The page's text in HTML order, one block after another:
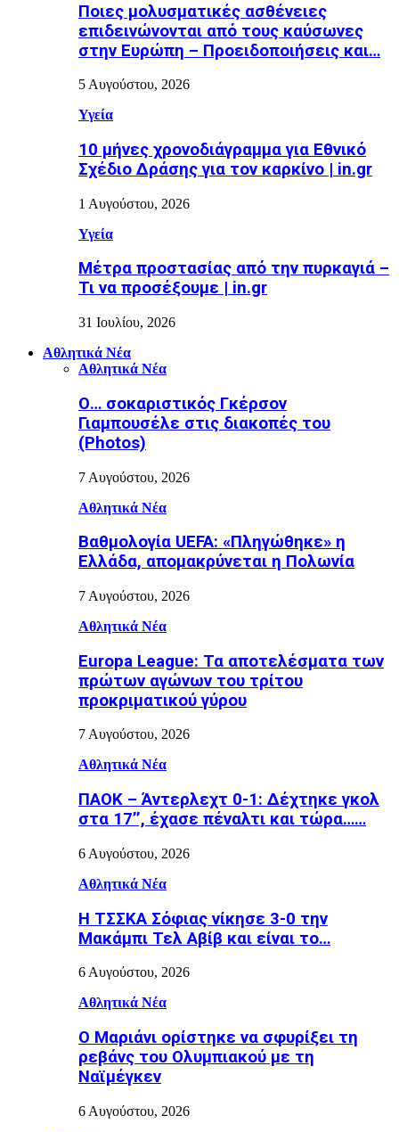
Ποιες μολυσματικές ασθένειες
επιδεινώνονται από τους καύσωνες
στην Ευρώπη – Προειδοποιήσεις και…
5 Αυγούστου, 2026
Υγεία
10 μήνες χρονοδιάγραμμα για Εθνικό
Σχέδιο Δράσης για τον καρκίνο | in.gr
1 Αυγούστου, 2026
Υγεία
Μέτρα προστασίας από την πυρκαγιά –
Τι να προσέξουμε | in.gr
31 Ιουλίου, 2026
Αθλητικά Νέα
Αθλητικά Νέα
Ο… σοκαριστικός Γκέρσον
Γιαμπουσέλε στις διακοπές του
(Photos)
7 Αυγούστου, 2026
Αθλητικά Νέα
Βαθμολογία UEFA: «Πληγώθηκε» η
Ελλάδα, απομακρύνεται η Πολωνία
7 Αυγούστου, 2026
Αθλητικά Νέα
Europa League: Τα αποτελέσματα των
πρώτων αγώνων του τρίτου
προκριματικού γύρου
7 Αυγούστου, 2026
Αθλητικά Νέα
ΠΑΟΚ – Άντερλεχτ 0-1: Δέχτηκε γκολ
στα 17’’, έχασε πέναλτι και τώρα……
6 Αυγούστου, 2026
Αθλητικά Νέα
Η ΤΣΣΚΑ Σόφιας νίκησε 3-0 την
Μακάμπι Τελ Αβίβ και είναι το…
6 Αυγούστου, 2026
Αθλητικά Νέα
Ο Μαριάνι ορίστηκε να σφυρίξει τη
ρεβάνς του Ολυμπιακού με τη
Ναϊμέγκεν
6 Αυγούστου, 2026